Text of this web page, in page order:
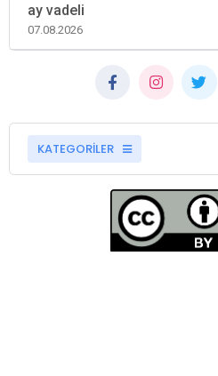
ay vadeli
07.08.2026
KATEGORİLER